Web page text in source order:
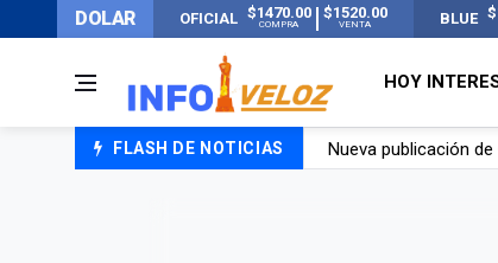
DOLAR OFICIAL $1470.00
COMPRA
$1520.00
VENTA BLUE
HOY
FLASH DE NOTICIAS
Un joven murió